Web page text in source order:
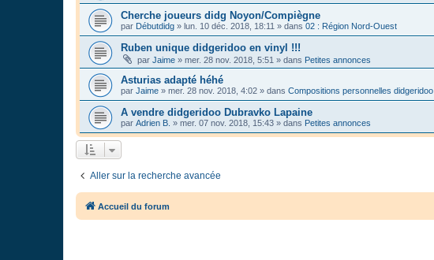
Cherche joueurs didg Noyon/Compiègne
par Débutdidg » lun. 10 déc. 2018, 18:11 » dans 02 : Région Nord-Ouest
Ruben unique didgeridoo en vinyl !!!
par Jaime » mer. 28 nov. 2018, 5:51 » dans Petites annonces
Asturias adapté héhé
par Jaime » mer. 28 nov. 2018, 4:02 » dans Compositions personnelles didgeridoo
A vendre didgeridoo Dubravko Lapaine
par Adrien B. » mer. 07 nov. 2018, 15:43 » dans Petites annonces
Aller sur la recherche avancée
Accueil du forum